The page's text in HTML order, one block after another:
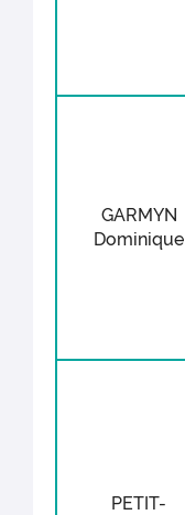
GARMYN
Dominique
PETIT-